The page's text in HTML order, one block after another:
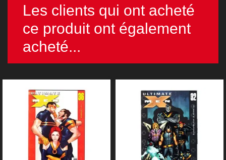
Les clients qui ont acheté
ce produit ont également
acheté...